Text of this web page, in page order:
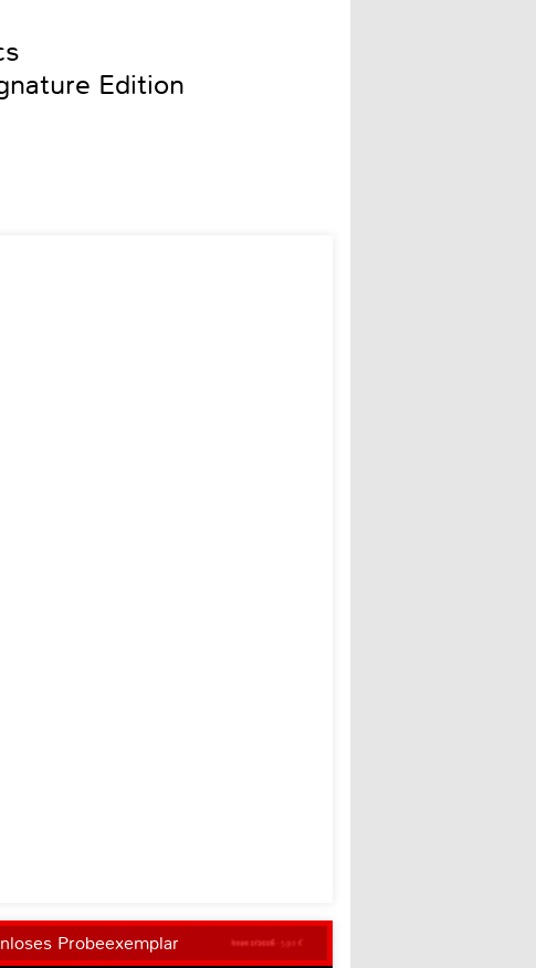
Probeexemplar
Edition